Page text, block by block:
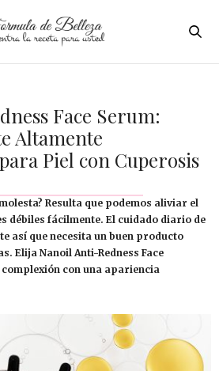
Face Serum:
Altamente
Piel con Cuperosis
Resulta que podemos aliviar el
débiles fácilmente. El cuidado diario de
así que necesita un buen producto
Elija Nanoil Anti-Redness Face
con una apariencia